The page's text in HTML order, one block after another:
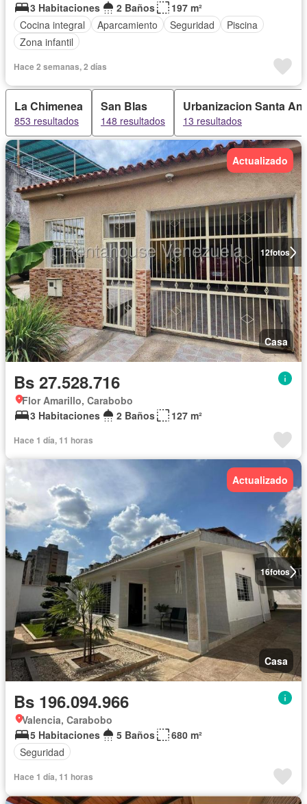
3 Habitaciones
2 Baños
197 m²
Cocina integral
Aparcamiento Seguridad
Piscina
Zona infantil
Hace 2 semanas, 2 días
La Chimenea
853 resultados
San Blas
148 resultados
Urbanizacion Santa
13 resultados
12fotos
Actualizado
Casa
Bs 27.528.716
Flor Amarillo, Carabobo
3 Habitaciones
2 Baños 127 m²
Hace 1 día, 11 horas
16fotos
Actualizado
Casa
Bs 196.094.966
Valencia, Carabobo
5 Habitaciones
5 Baños
680 m²
Seguridad
Hace 1 día, 11 horas